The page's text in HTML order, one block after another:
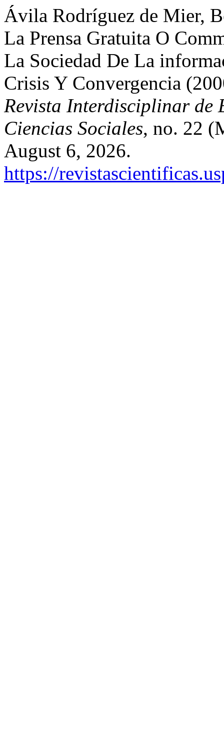
Ávila Rodríguez de Mier,
La Prensa Gratuita O
La Sociedad De La
Crisis Y Convergencia
Revista Interdisciplinar de
Ciencias Sociales, no. 22
August 6, 2026.
https://